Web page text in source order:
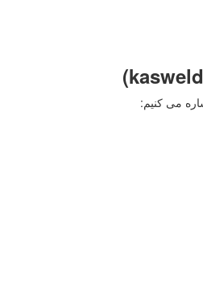
kasweld
)